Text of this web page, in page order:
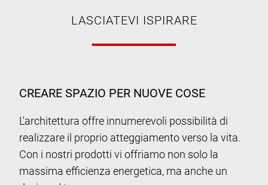
LASCIATEVI ISPIRARE
CREARE SPAZIO PER NUOVE COSE
L'architettura offre innumerevoli possibilità di
realizzare il proprio atteggiamento verso la vita.
Con i nostri prodotti vi offriamo non solo la
massima efficienza energetica, ma anche un